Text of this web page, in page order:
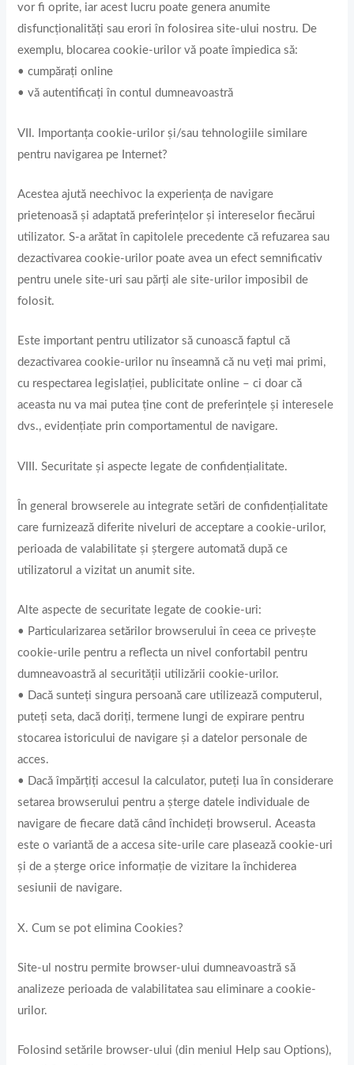
vor fi oprite, iar acest lucru poate genera anumite
disfuncționalități sau erori în folosirea site-ului nostru. De
exemplu, blocarea cookie-urilor vă poate împiedica să:
• cumpărați online
• vă autentificați în contul dumneavoastră
VII. Importanța cookie-urilor și/sau tehnologiile similare
pentru navigarea pe Internet?
Acestea ajută neechivoc la experiența de navigare
prietenoasă și adaptată preferințelor și intereselor fiecărui
utilizator. S-a arătat în capitolele precedente că refuzarea sau
dezactivarea cookie-urilor poate avea un efect semnificativ
pentru unele site-uri sau părți ale site-urilor imposibil de
folosit.
Este important pentru utilizator să cunoască faptul că
dezactivarea cookie-urilor nu înseamnă că nu veți mai primi,
cu respectarea legislației, publicitate online – ci doar că
aceasta nu va mai putea ține cont de preferințele și interesele
dvs., evidențiate prin comportamentul de navigare.
VIII. Securitate și aspecte legate de confidențialitate.
În general browserele au integrate setări de confidențialitate
care furnizează diferite niveluri de acceptare a cookie-urilor,
perioada de valabilitate și ștergere automată după ce
utilizatorul a vizitat un anumit site.
Alte aspecte de securitate legate de cookie-uri:
• Particularizarea setărilor browserului în ceea ce privește
cookie-urile pentru a reflecta un nivel confortabil pentru
dumneavoastră al securității utilizării cookie-urilor.
• Dacă sunteți singura persoană care utilizează computerul,
puteți seta, dacă doriți, termene lungi de expirare pentru
stocarea istoricului de navigare și a datelor personale de
acces.
• Dacă împărțiți accesul la calculator, puteți lua în considerare
setarea browserului pentru a șterge datele individuale de
navigare de fiecare dată când închideți browserul. Aceasta
este o variantă de a accesa site-urile care plasează cookie-uri
și de a șterge orice informație de vizitare la închiderea
sesiunii de navigare.
X. Cum se pot elimina Cookies?
Site-ul nostru permite browser-ului dumneavoastră să
analizeze perioada de valabilitatea sau eliminare a cookie-
urilor.
Folosind setările browser-ului (din meniul Help sau Options),